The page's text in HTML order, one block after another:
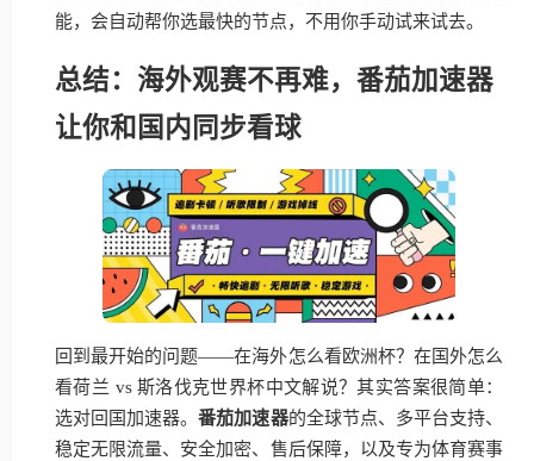
能，会自动帮你选最快的节点，不用你手动试来试去。
总结：海外观赛不再难，番茄加速器
让你和国内同步看球
回到最开始的问题——在海外怎么看欧洲杯？在国外怎么
看荷兰 vs 斯洛伐克世界杯中文解说？其实答案很简单：
选对回国加速器。番茄加速器的全球节点、多平台支持、
稳定无限流量、安全加密、售后保障，以及专为体育赛事